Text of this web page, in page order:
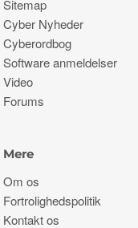
Sitemap
Cyber ​​Nyheder
Cyberordbog
Software anmeldelser
Video
Forums
Mere
Om os
Fortrolighedspolitik
Kontakt os